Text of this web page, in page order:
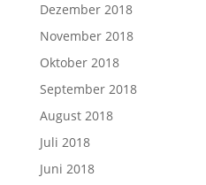
Dezember 2018
November 2018
Oktober 2018
September 2018
August 2018
Juli 2018
Juni 2018